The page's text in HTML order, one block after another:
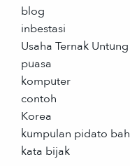
blog
inbestasi
Usaha Ternak
puasa
komputer
contoh
Korea
kumpulan pidato
kata bijak